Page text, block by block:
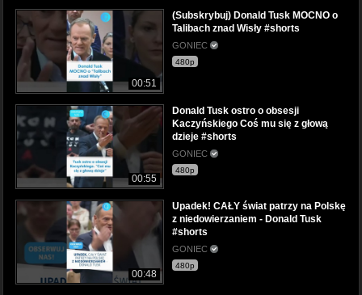
00:51
(Subskrybuj) Donald Tusk MOCNO o
Talibach znad Wisły #shorts
GONIEC
480p
00:55
Donald Tusk ostro o obsesji
Kaczyńskiego Coś mu się z głową
dzieje #shorts
GONIEC
480p
00:48
Upadek! CAŁY świat patrzy na Polskę
z niedowierzaniem - Donald Tusk
#shorts
GONIEC
480p